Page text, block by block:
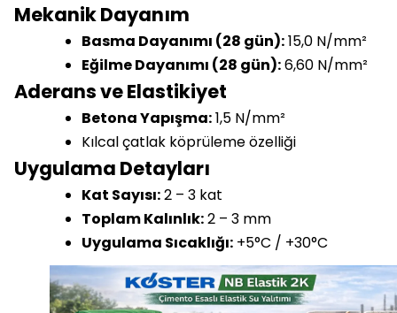
Mekanik Dayanım
Basma Dayanımı (28 gün):15,0 N/mm²
Eğilme Dayanımı (28 gün):6,60 N/mm²
Aderans ve Elastikiyet
Betona Yapışma:1,5 N/mm²
Kılcal çatlak köprüleme özelliği
Uygulama Detayları
Kat Sayısı:2 – 3 kat
Toplam Kalınlık:2 – 3 mm
Uygulama Sıcaklığı: +5°C / +30°C